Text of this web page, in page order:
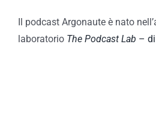
Il podcast Argonaute è nato
laboratorio The Podcast Lab –